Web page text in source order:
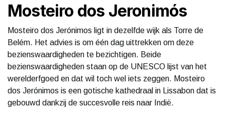
Mosteiro dos Jeronimós
Mosteiro dos Jerónimos ligt in dezelfde wijk als Torre de
Belém. Het advies is om één dag uittrekken om deze
bezienswaardigheden te bezichtigen. Beide
bezienswaardigheden staan op de UNESCO lijst van het
werelderfgoed en dat wil toch wel iets zeggen. Mosteiro
dos Jerónimos is een gotische kathedraal in Lissabon dat is
gebouwd dankzij de succesvolle reis naar Indië.